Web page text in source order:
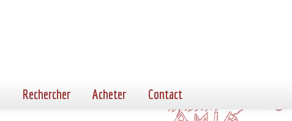
Rechercher Acheter Contact